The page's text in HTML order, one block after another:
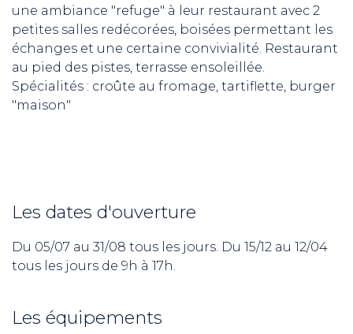
une ambiance "refuge" à leur restaurant avec 2
petites salles redécorées, boisées permettant les
échanges et une certaine convivialité. Restaurant
au pied des pistes, terrasse ensoleillée.
Spécialités : croûte au fromage, tartiflette, burger
"maison"
Les dates d'ouverture
Du 05/07 au 31/08 tous les jours. Du 15/12 au 12/04
tous les jours de 9h à 17h.
Les équipements